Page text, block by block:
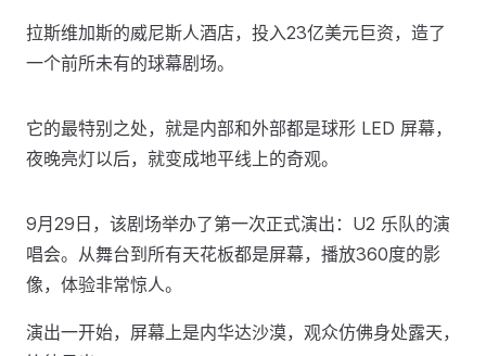
拉斯维加斯的威尼斯人酒店，投入23亿美元巨资，造了
一个前所未有的球幕剧场。
它的最特别之处，就是内部和外部都是球形 LED 屏幕，
夜晚亮灯以后，就变成地平线上的奇观。
9月29日，该剧场举办了第一次正式演出：U2 乐队的演
唱会。从舞台到所有天花板都是屏幕，播放360度的影
像，体验非常惊人。
演出一开始，屏幕上是内华达沙漠，观众仿佛身处露天，